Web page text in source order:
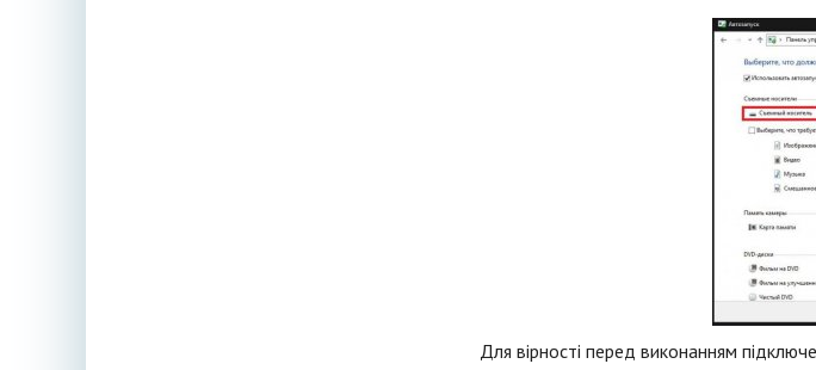
Для вірності перед виконанням